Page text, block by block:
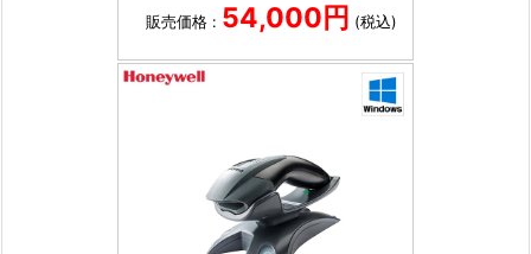
販売価格 : 54,000円 (税込)